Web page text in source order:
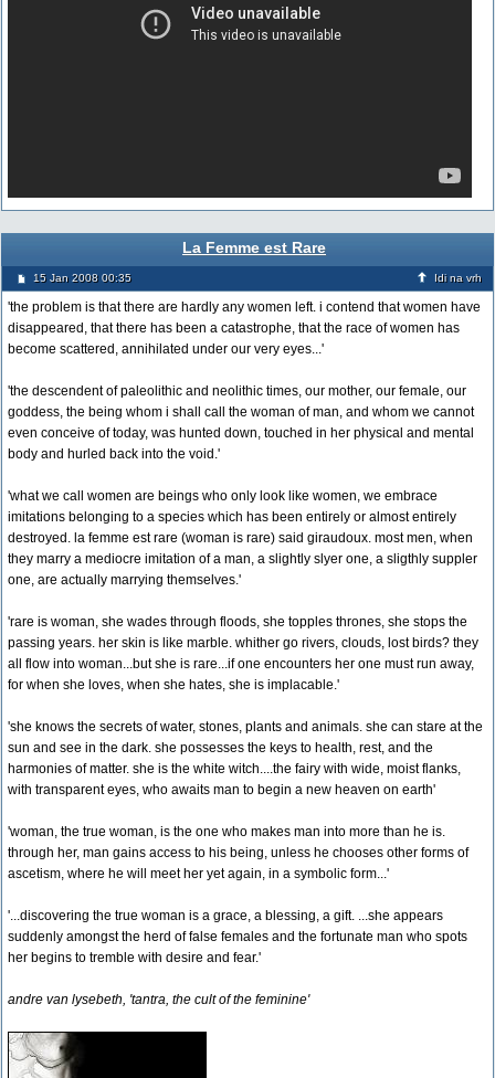
La Femme est Rare
15 Jan 2008 00:35 Idi na vrh
'the problem is that there are hardly any women left. i contend that women have
disappeared, that there has been a catastrophe, that the race of women has
become scattered, annihilated under our very eyes...'
'the descendent of paleolithic and neolithic times, our mother, our female, our
goddess, the being whom i shall call the woman of man, and whom we cannot
even conceive of today, was hunted down, touched in her physical and mental
body and hurled back into the void.'
'what we call women are beings who only look like women, we embrace
imitations belonging to a species which has been entirely or almost entirely
destroyed. la femme est rare (woman is rare) said giraudoux. most men, when
they marry a mediocre imitation of a man, a slightly slyer one, a sligthly suppler
one, are actually marrying themselves.'
'rare is woman, she wades through floods, she topples thrones, she stops the
passing years. her skin is like marble. whither go rivers, clouds, lost birds? they
all flow into woman...but she is rare...if one encounters her one must run away,
for when she loves, when she hates, she is implacable.'
'she knows the secrets of water, stones, plants and animals. she can stare at the
sun and see in the dark. she possesses the keys to health, rest, and the
harmonies of matter. she is the white witch....the fairy with wide, moist flanks,
with transparent eyes, who awaits man to begin a new heaven on earth'
'woman, the true woman, is the one who makes man into more than he is.
through her, man gains access to his being, unless he chooses other forms of
ascetism, where he will meet her yet again, in a symbolic form...'
'...discovering the true woman is a grace, a blessing, a gift. ...she appears
suddenly amongst the herd of false females and the fortunate man who spots
her begins to tremble with desire and fear.'
andre van lysebeth, 'tantra, the cult of the feminine'